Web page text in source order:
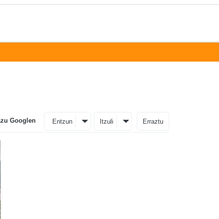
Googlen Entzun Itzuli Erraztu